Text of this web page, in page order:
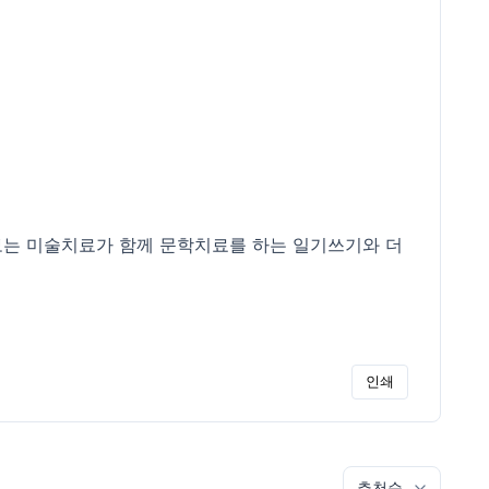
미술치료가 함께 문학치료를 하는 일기쓰기와 더
인쇄